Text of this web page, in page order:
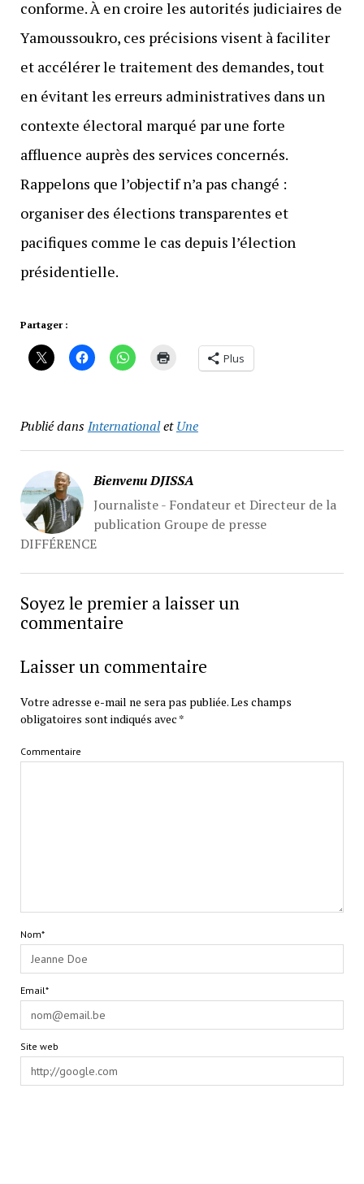
conforme. À en croire les autorités judiciaires de
Yamoussoukro, ces précisions visent à faciliter
et accélérer le traitement des demandes, tout
en évitant les erreurs administratives dans un
contexte électoral marqué par une forte
affluence auprès des services concernés.
Rappelons que l’objectif n’a pas changé :
organiser des élections transparentes et
pacifiques comme le cas depuis l’élection
présidentielle.
Partager :
Plus
Publié dansInternationaletUne
Bienvenu DJISSA
Journaliste - Fondateur et Directeur de la
publication Groupe de presse
DIFFÉRENCE
Soyez le premier a laisser un
commentaire
Laisser un commentaire
Votre adresse e-mail ne sera pas publiée.Les champs
obligatoires sont indiqués avec *
Commentaire
Nom*
Email*
Site web